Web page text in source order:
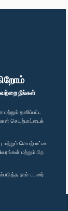
நீங்கள்
தனிப்பட்ட
செயற்பாட்டைக்
மற்றும் செயற்பாட்டை
மற்றும் பிற
நாம் பயனர்